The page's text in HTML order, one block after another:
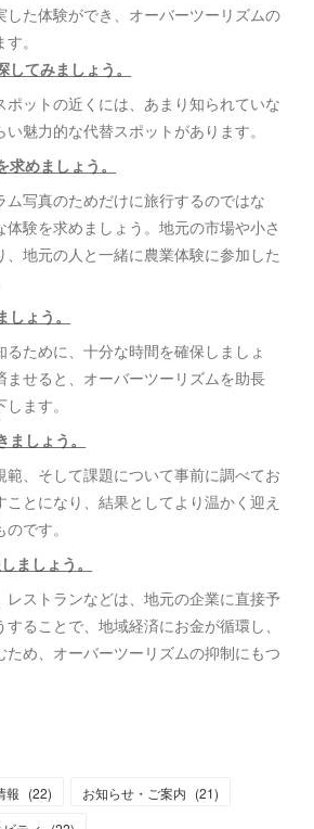
した体験ができ、オーバーツーリズムの
。
てみましょう。
ポットの近くには、あまり知られていな
魅力的な代替スポットがあります。
めましょう。
ム写真のためだけに旅行するのではな
体験を求めましょう。地元の市場や小さ
、地元の人と一緒に農業体験に参加した
ょう。
るために、十分な時間を確保しましょ
ませると、オーバーツーリズムを助長
ます。
しょう。
範、そして課題について事前に調べてお
ことになり、結果としてより温かく迎え
です。
ましょう。
レストランなどは、地元の企業に直接予
ることで、地域経済にお金が循環し、
ため、オーバーツーリズムの抑制にもつ
報 (22) お知らせ・ご案内 (21)